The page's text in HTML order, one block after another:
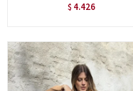
$ 4.426